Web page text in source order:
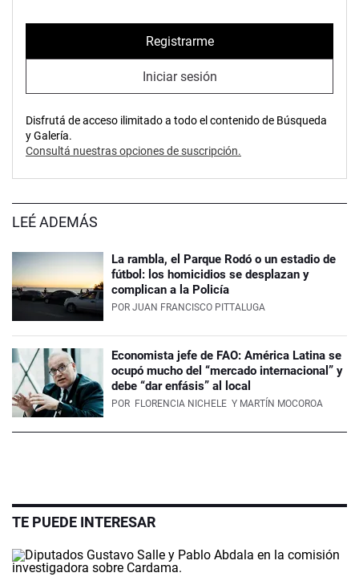
Registrarme
Iniciar sesión
Disfrutá de acceso ilimitado a todo el contenido de Búsqueda
y Galería.
Consultá nuestras opciones de suscripción.
LEÉ ADEMÁS
La rambla, el Parque Rodó o un estadio de
fútbol: los homicidios se desplazan y
complican a la Policía
POR JUAN FRANCISCO PITTALUGA
Economista jefe de FAO: América Latina se
ocupó mucho del “mercado internacional” y
debe “dar enfásis” al local
POR FLORENCIA NICHELE Y MARTÍN MOCOROA
TE PUEDE INTERESAR